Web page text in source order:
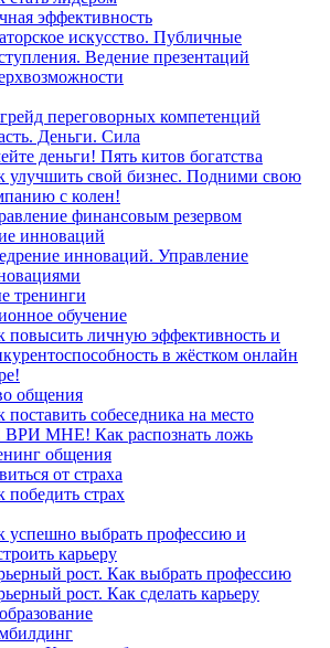
эффективность
искусство. Публичные
Ведение презентаций
переговорных компетенций
Деньги. Сила
деньги! Пять китов богатства
улучшить свой бизнес. Подними свою
с колен!
финансовым резервом
инноваций
инноваций. Управление
тренинги
обучение
повысить личную эффективность и
в жёстком онлайн
общения
поставить собеседника на место
МНЕ! Как распознать ложь
общения
от страха
победить страх
успешно выбрать профессию и
карьеру
рост. Как выбрать профессию
рост. Как сделать карьеру